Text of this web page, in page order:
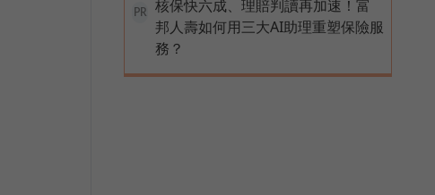
PR
核保快六成、理賠判讀再加速！富
邦人壽如何用三大AI助理重塑保險服
務？